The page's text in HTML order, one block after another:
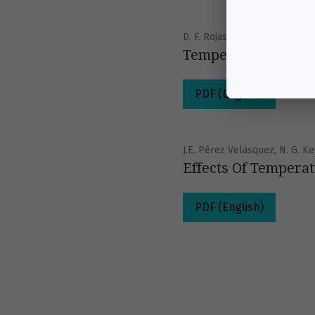
D. F. Rojas-Gamboa , N. G.
Temperature-
PDF (English)
J.E. Pérez Velásquez, N. G.
Effects Of
PDF (English)